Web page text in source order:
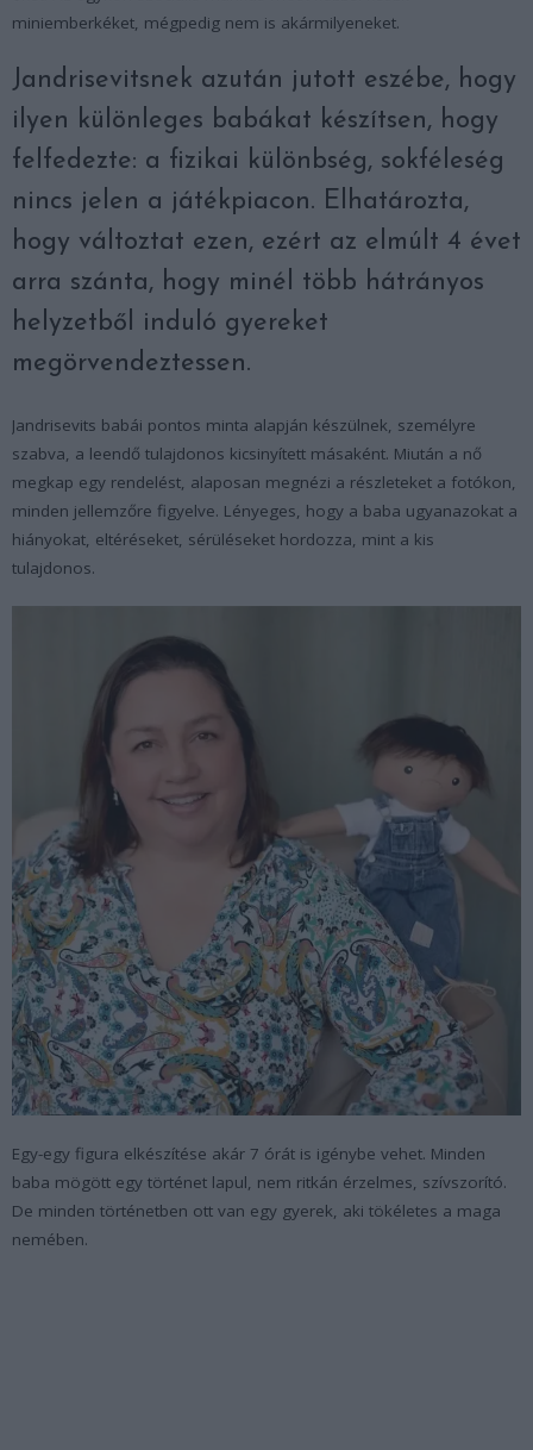
miniemberkéket, mégpedig nem is akármilyeneket.
Jandrisevitsnek azután jutott eszébe, hogy
ilyen különleges babákat készítsen, hogy
felfedezte: a fizikai különbség, sokféleség
nincs jelen a játékpiacon. Elhatározta,
hogy változtat ezen, ezért az elmúlt 4 évet
arra szánta, hogy minél több hátrányos
helyzetből induló gyereket
megörvendeztessen.
Jandrisevits babái pontos minta alapján készülnek, személyre
szabva, a leendő tulajdonos kicsinyített másaként. Miután a nő
megkap egy rendelést, alaposan megnézi a részleteket a fotókon,
minden jellemzőre figyelve. Lényeges, hogy a baba ugyanazokat a
hiányokat, eltéréseket, sérüléseket hordozza, mint a kis
tulajdonos.
Egy-egy figura elkészítése akár 7 órát is igénybe vehet. Minden
baba mögött egy történet lapul, nem ritkán érzelmes, szívszorító.
De minden történetben ott van egy gyerek, aki tökéletes a maga
nemében.